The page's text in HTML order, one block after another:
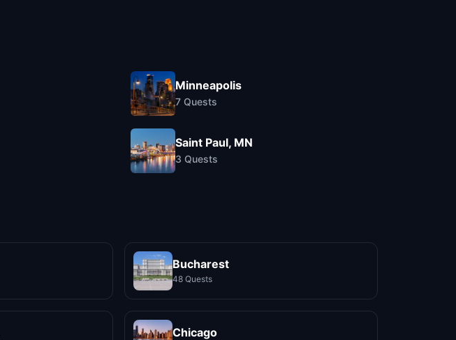
Minneapolis
7 Quests
Saint Paul, MN
3 Quests
Bucharest
48 Quests
Chicago